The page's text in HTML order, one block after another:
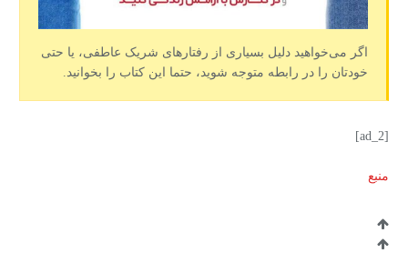
اگر می‌خواهید دلیل بسیاری از رفتارهای شریک عاطفی، یا حتی
خودتان را در رابطه متوجه شوید، حتما این کتاب را بخوانید.
[ad_2]
منبع